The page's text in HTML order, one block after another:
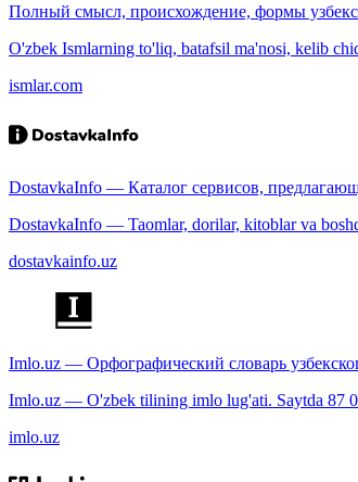
Полный смысл, происхождение, формы
O'zbek Ismlarning to'liq, batafsil ma'nosi, kelib
ismlar.com
DostavkaInfo — Каталог сервисов,
DostavkaInfo — Taomlar, dorilar, kitoblar va
dostavkainfo.uz
Imlo.uz — Орфографический словарь
Imlo.uz — O'zbek tilining imlo lug'ati. Saytda 87
imlo.uz